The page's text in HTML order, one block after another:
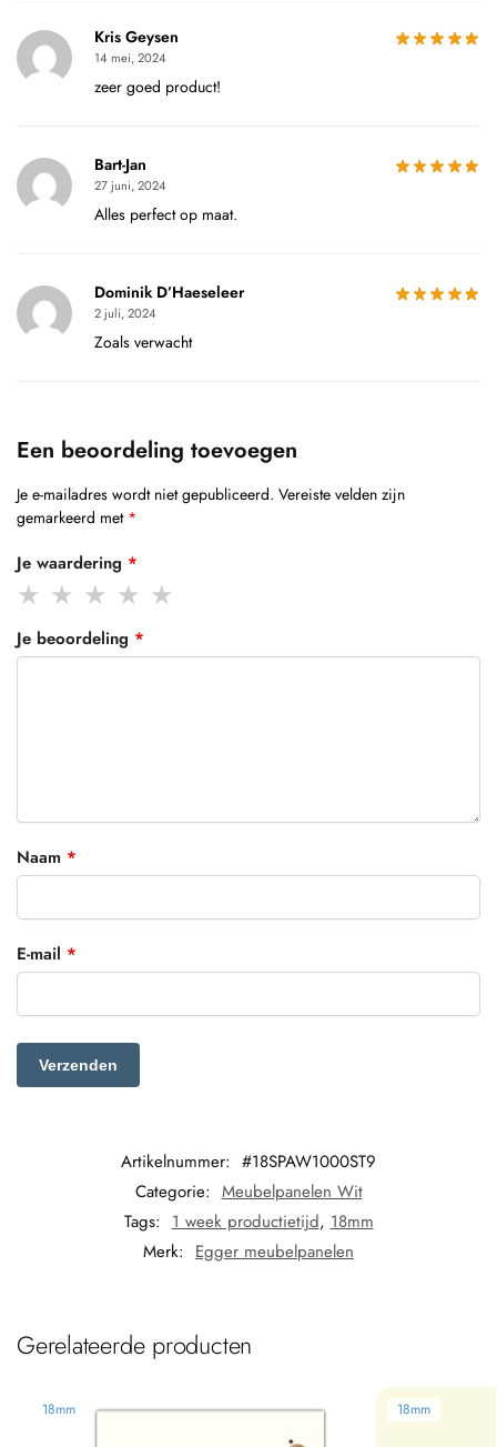
Kris Geysen
14 mei, 2024
zeer goed product!
Bart-Jan
27 juni, 2024
Alles perfect op maat.
Dominik D’Haeseleer
2 juli, 2024
Zoals verwacht
Een beoordeling toevoegen
Je e-mailadres wordt niet gepubliceerd. Vereiste velden zijn
gemarkeerd met *
Je waardering *
Je beoordeling *
Naam *
E-mail *
Artikelnummer: #18SPAW1000ST9
Categorie: Meubelpanelen Wit
Tags: 1 week productietijd,18mm
Merk: Egger meubelpanelen
Gerelateerde producten
18mm 18mm